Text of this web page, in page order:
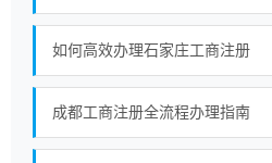
如何高效办理石家庄工商注册
成都工商注册全流程办理指南